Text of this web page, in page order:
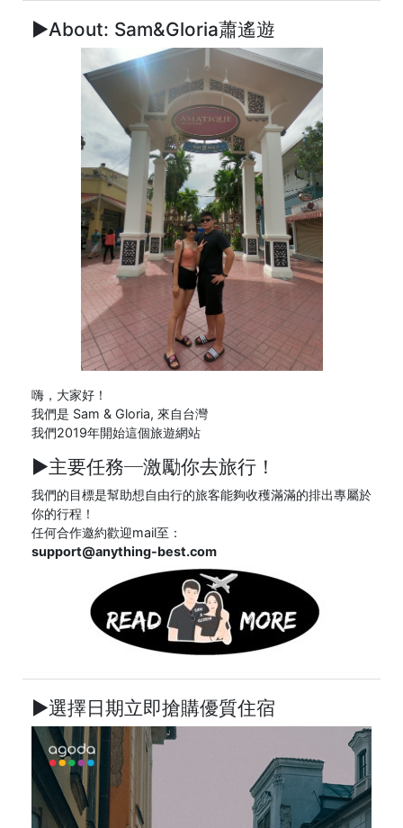
►About: Sam&Gloria蕭遙遊
嗨，大家好！
我們是 Sam & Gloria, 來自台灣
我們2019年開始這個旅遊網站
►主要任務─激勵你去旅行！
我們的目標是幫助想自由行的旅客能夠收穫滿滿的排出專屬於
你的行程！
任何合作邀約歡迎mail至：
support@anything-best.com
►選擇日期立即搶購優質住宿